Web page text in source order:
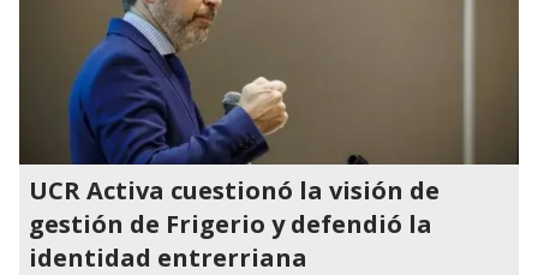
UCR Activa cuestionó la visión de
gestión de Frigerio y defendió la
identidad entrerriana